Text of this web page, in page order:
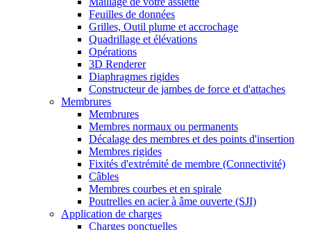
Feuilles de données
Grilles, Outil plume et accrochage
Quadrillage et élévations
Opérations
3D Renderer
Diaphragmes rigides
Constructeur de jambes de force et d'attaches
Membrures
Membrures
Membres normaux ou permanents
Décalage des membres et des points d'insertion
Membres rigides
Fixités d'extrémité de membre (Connectivité)
Câbles
Membres courbes et en spirale
Poutrelles en acier à âme ouverte (SJI)
Application de charges
Charges ponctuelles